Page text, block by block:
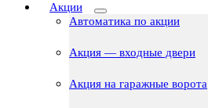
Акции
Автоматика по акции
Акция — входные двери
Акция на гаражные ворота